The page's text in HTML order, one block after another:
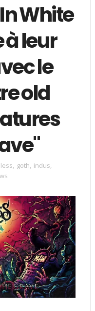
White
leur
le
old
, goth, indus,